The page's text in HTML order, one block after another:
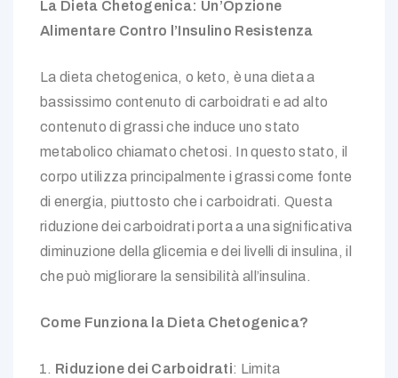
La Dieta Chetogenica: Un’Opzione
Alimentare Contro l’Insulino Resistenza
La dieta chetogenica, o keto, è una dieta a
bassissimo contenuto di carboidrati e ad alto
contenuto di grassi che induce uno stato
metabolico chiamato chetosi. In questo stato, il
corpo utilizza principalmente i grassi come fonte
di energia, piuttosto che i carboidrati. Questa
riduzione dei carboidrati porta a una significativa
diminuzione della glicemia e dei livelli di insulina, il
che può migliorare la sensibilità all’insulina.
Come Funziona la Dieta Chetogenica?
Riduzione dei Carboidrati: Limita